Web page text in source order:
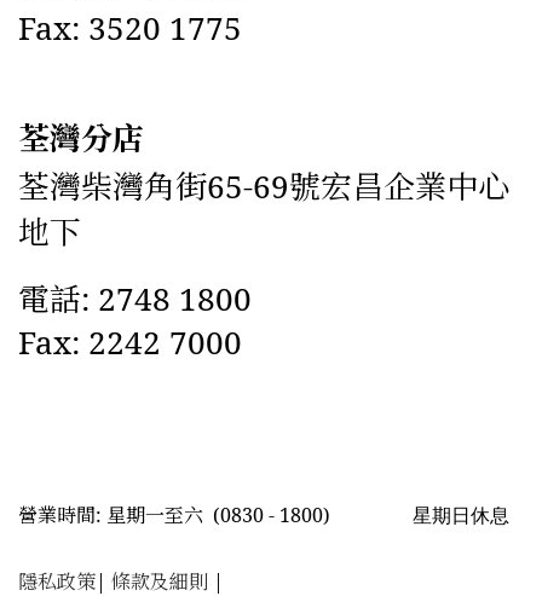
Fax: 3520 1775
荃灣分店
荃灣柴灣角街65-69號宏昌企業中心
地下
電話: 2748 1800
Fax: 2242 7000
營業時間: 星期一至六 (0830 - 1800) 星期日休息
隱私政策| 條款及細則 |